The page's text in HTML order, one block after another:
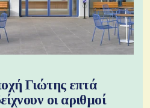
Γιώτης επτά
οι αριθμοί